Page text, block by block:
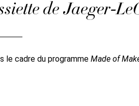
de Jaeger-
le cadre du programme Made of